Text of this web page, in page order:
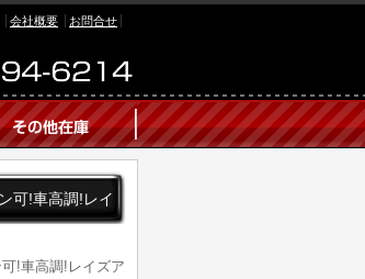
会社概要 お問合せ
可!車高調!レイ
!車高調!レイズア